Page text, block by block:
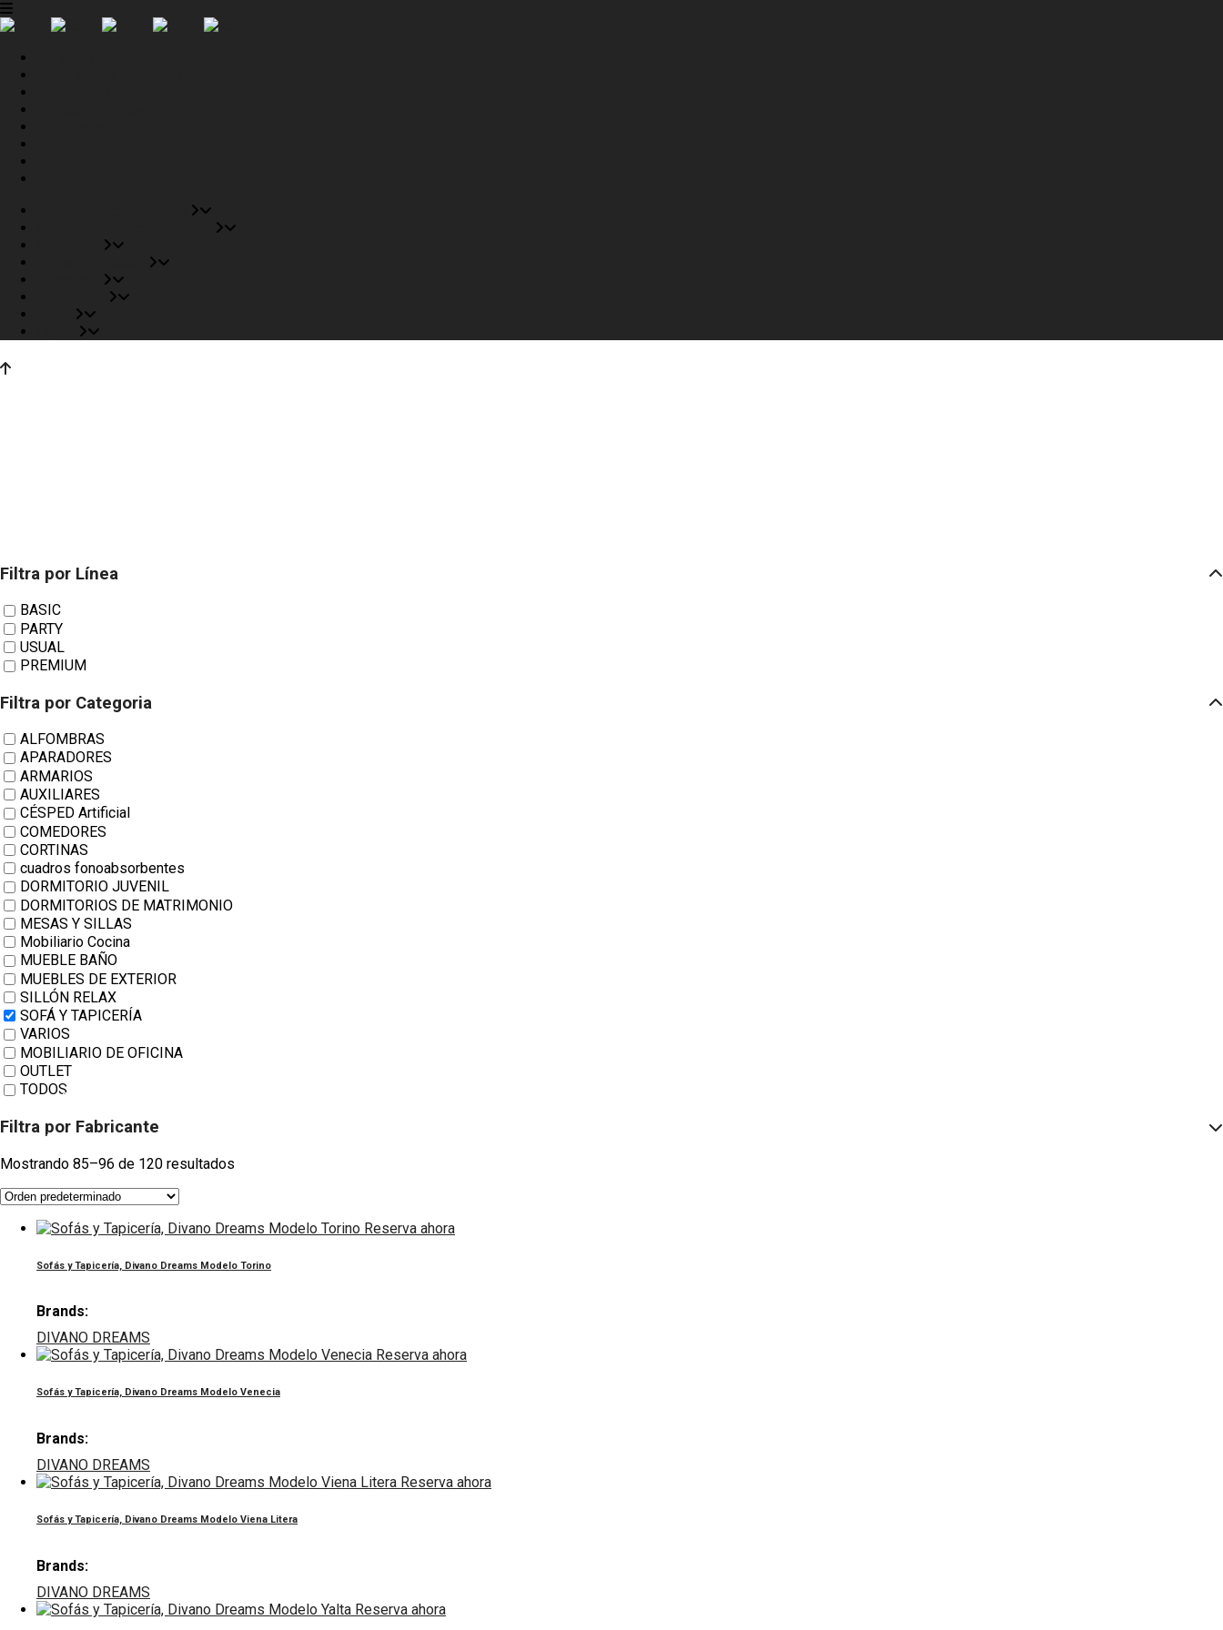
Productos
Filtra por Línea
BASIC
PARTY
USUAL
PREMIUM
Filtra por Categoria
ALFOMBRAS
APARADORES
ARMARIOS
AUXILIARES
CÉSPED Artificial
COMEDORES
CORTINAS
cuadros fonoabsorbentes
DORMITORIO JUVENIL
DORMITORIOS DE MATRIMONIO
MESAS Y SILLAS
Mobiliario Cocina
MUEBLE BAÑO
MUEBLES DE EXTERIOR
SILLÓN RELAX
SOFÁ Y TAPICERÍA
VARIOS
MOBILIARIO DE OFICINA
OUTLET
TODOS
Filtra por Fabricante
Mostrando 85–96 de 120 resultados
Reserva ahora
Sofás y Tapicería, Divano Dreams Modelo Torino
Brands:
DIVANO DREAMS
Reserva ahora
Sofás y Tapicería, Divano Dreams Modelo Venecia
Brands:
DIVANO DREAMS
Reserva ahora
Sofás y Tapicería, Divano Dreams Modelo Viena Litera
Brands:
DIVANO DREAMS
Reserva ahora
HOUZZ